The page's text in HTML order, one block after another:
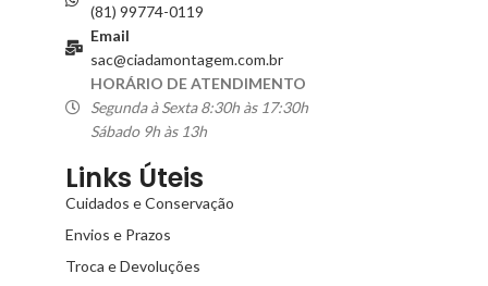
(81) 99774-0119
Email
sac@ciadamontagem.com.br
HORÁRIO DE ATENDIMENTO
Segunda à Sexta 8:30h às 17:30h
Sábado 9h às 13h
Links Úteis
Cuidados e Conservação
Envios e Prazos
Troca e Devoluções